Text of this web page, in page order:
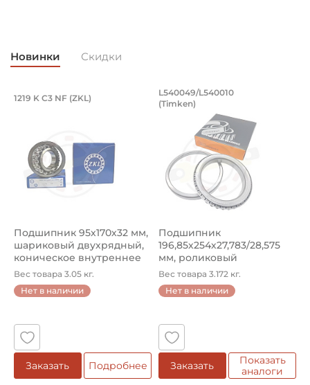
Ширина внутреннего кольца (B):
Ширина в сборе (Монтажная):
42,9 мм
Статическая грузоподъёмность "Сo":
Тип посадочного отверстия на вал:
Тип наружного кольца:
Сферическое
Новинки Скидки
Артикул 94871
8x50 мм, оцинкованный.
разводной 8x50 мм, оцинкованный.
Подшипник 95х170х32 мм, шариковый
Подшипник 95х170х32 мм, шариковый двухрядный,
1219 K C3 NF (ZKL)
Подшипник 95х170х32 мм,
шариковый двухрядный,
коническое внутреннее
кол...
Вес товара 3.05 кг.
Нет в наличии
Заказать Подробнее
Подшипник
Подшипник
L540049/L540010
(Timken)
Подшипник
196,85х254х27,783/28,575
мм, роликовый
однорядный конический
...
Вес товара 3.172 кг.
Нет в наличии
Заказать
Показать
аналоги